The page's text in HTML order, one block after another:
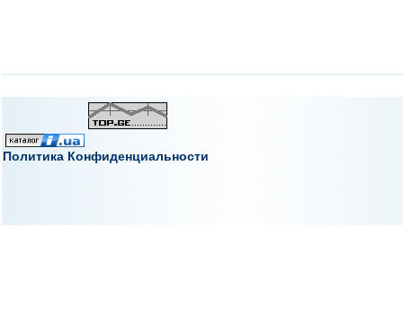
Политика Конфиденциальности